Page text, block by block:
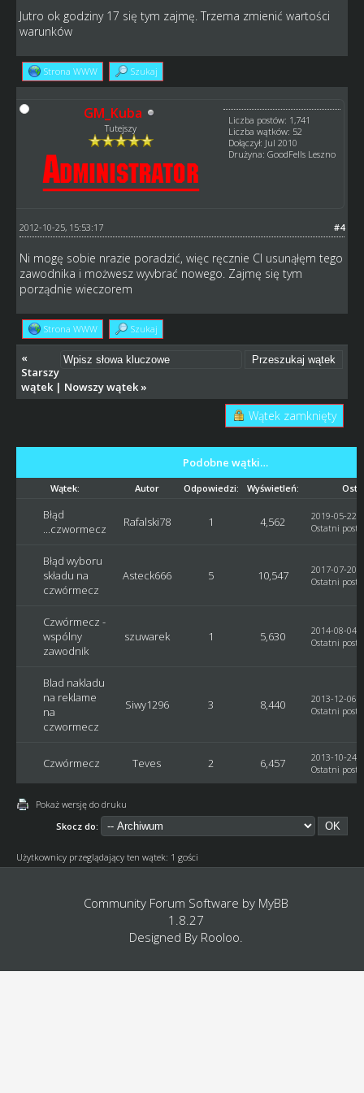
Jutro ok godziny 17 się tym zajmę. Trzema zmienić wartości
warunków
Strona WWW Szukaj
GM_Kuba
Tutejszy
Liczba postów: 1,741
Liczba wątków: 52
Dołączył: Jul 2010
Drużyna: GoodFells Leszno
#4
2012-10-25, 15:53:17
Ni mogę sobie nrazie poradzić, więc ręcznie CI usunąłęm tego
zawodnika i możwesz wyvbrać nowego. Zajmę się tym
porządnie wieczorem
Strona WWW Szukaj
«
Starszy
wątek| Nowszy wątek»
Wątek zamknięty
Podobne wątki…
Wątek: Autor Odpowiedzi: Wyświetleń:
Błąd
...czwormecz
Rafalski78 1 4,562
2019-05-22,
Ostatni post
Błąd wyboru
składu na
czwórmecz
Asteck666 5 10,547
2017-07-20,
Ostatni post
Czwórmecz -
wspólny
zawodnik
szuwarek 1 5,630
2014-08-04,
Ostatni post
Blad nakladu
na reklame
na
czwormecz
Siwy1296 3 8,440
2013-12-06,
Ostatni post
Czwórmecz Teves 2 6,457
2013-10-24,
Ostatni post
Pokaż wersję do druku
Skocz do:
Użytkownicy przeglądający ten wątek: 1 gości
Community Forum Software by MyBB
1.8.27
Designed By Rooloo